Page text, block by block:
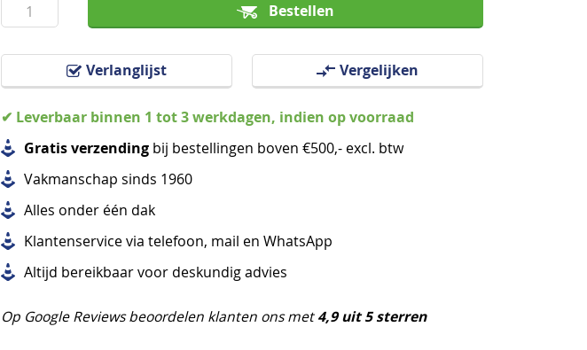
Bestellen
Verlanglijst Vergelijken
✔ Leverbaar binnen 1 tot 3 werkdagen, indien op voorraad
Gratis verzending bij bestellingen boven €500,- excl. btw
Vakmanschap sinds 1960
Alles onder één dak
Klantenservice via telefoon, mail en WhatsApp
Altijd bereikbaar voor deskundig advies
Op Google Reviews beoordelen klanten ons met4,9 uit 5 sterren